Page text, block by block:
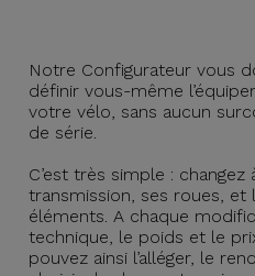
Notre Configurateur vous
définir vous-même
votre vélo, sans aucun
de série.
C’est très simple : changez
transmission, ses roues, et
éléments. A chaque
technique, le poids et le
pouvez ainsi l’alléger, le